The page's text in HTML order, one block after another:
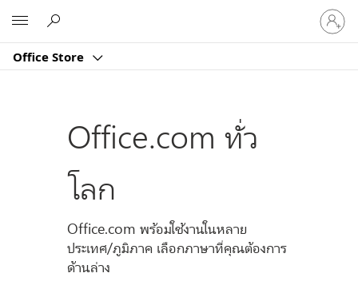
Office Store
ลงชื่อ
เข้า
บัญชี
Office.com ทั่ว
โลก
Office.com พร้อมใช้งานในหลาย
ประเทศ/ภูมิภาค เลือกภาษาที่คุณต้องการ
ด้านล่าง